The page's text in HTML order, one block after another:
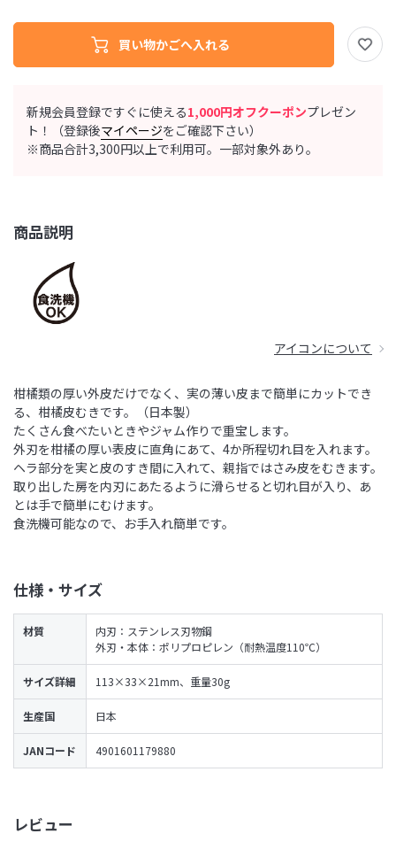
レビュー
新規会員登録ですぐに使える1,000円オフクーポンプレゼン
ト！（登録後マイページをご確認下さい）
※商品合計3,300円以上で利用可。一部対象外あり。
商品説明
アイコンについて
柑橘類の厚い外皮だけでなく、実の薄い皮まで簡単にカットでき
る、柑橘皮むきです。（日本製）
たくさん食べたいときやジャム作りで重宝します。
外刃を柑橘の厚い表皮に直角にあて、4か所程切れ目を入れます。
ヘラ部分を実と皮のすき間に入れて、親指ではさみ皮をむきます。
取り出した房を内刃にあたるように滑らせると切れ目が入り、あ
とは手で簡単にむけます。
食洗機可能なので、お手入れ簡単です。
仕様・サイズ
材質
内刃：ステンレス刃物鋼
外刃・本体：ポリプロピレン（耐熱温度110℃）
サイズ詳細 113×33×21mm、重量30g
生産国 日本
JANコード 4901601179880